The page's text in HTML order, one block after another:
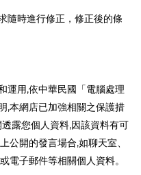
時進行修正，修正後的條
運用,依中華民國「電腦處理
,本網店已加強相關之保護措
露您個人資料,因該資料有可
公開的發言場合,如聊天室、
電子郵件等相關個人資料。